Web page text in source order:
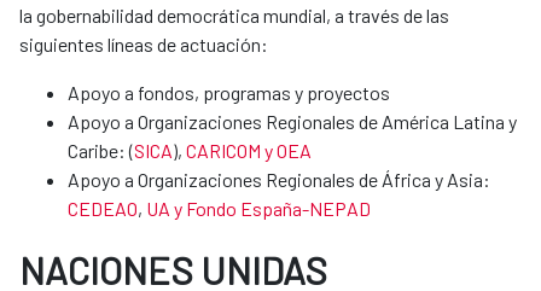
la gobernabilidad democrática mundial, a través de las
siguientes líneas de actuación:
Apoyo a fondos, programas y proyectos
Apoyo a Organizaciones Regionales de América Latina y
Caribe: (SICA), CARICOM y OEA
Apoyo a Organizaciones Regionales de África y Asia:
CEDEAO, UA y Fondo España-NEPAD
NACIONES UNIDAS